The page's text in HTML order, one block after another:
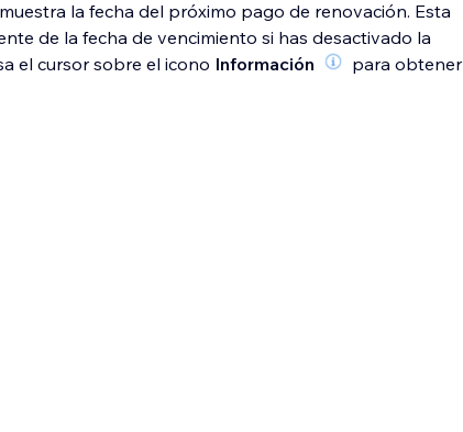
muestra la fecha del próximo pago de renovación. Esta
de la fecha de vencimiento si has desactivado la
el cursor sobre el icono Información
para obtener